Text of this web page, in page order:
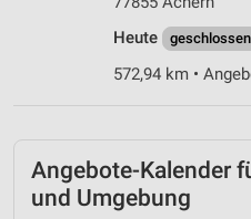
Heute
geschlossen
572,94 km •
Angebote-Kalender
und Umgebung